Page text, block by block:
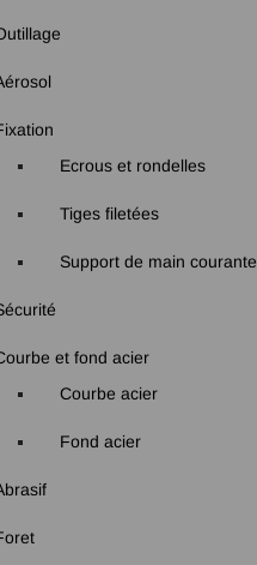
Ecrous et rondelles
Tiges filetées
Support de main courante
et fond acier
Courbe acier
Fond acier